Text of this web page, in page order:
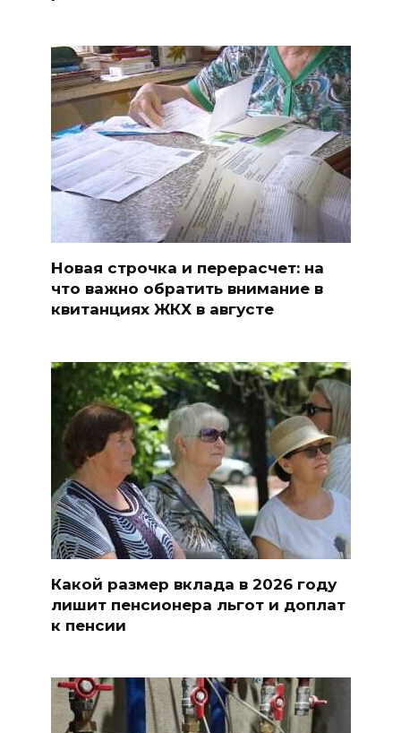
Новая строчка и перерасчет: на
что важно обратить внимание в
квитанциях ЖКХ в августе
Какой размер вклада в 2026 году
лишит пенсионера льгот и доплат
к пенсии